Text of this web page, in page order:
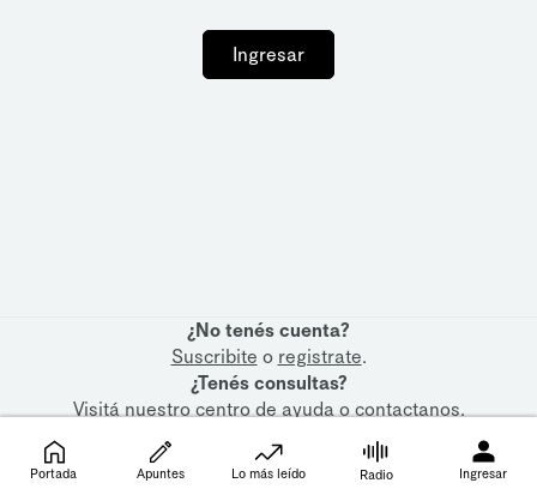
Ingresar
¿No tenés cuenta?
Suscribite o registrate.
¿Tenés consultas?
Visitá nuestrocentro de ayudaocontactanos.
Portada Apuntes Lo más leído Radio Ingresar